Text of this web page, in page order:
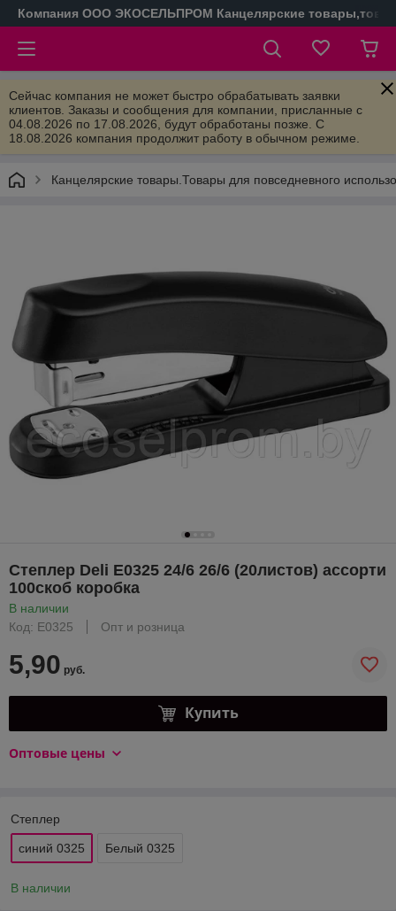
Компания ООО ЭКОСЕЛЬПРОМ Канцелярские
Сейчас компания не может быстро обрабатывать заявки
клиентов. Заказы и сообщения для компании, присланные с
04.08.2026 по 17.08.2026, будут обработаны позже. С
18.08.2026 компания продолжит работу в обычном режиме.
Канцелярские товары.Товары для повседневного
Степлер Deli E0325 24/6 26/6 (20листов) ассорти
100скоб коробка
В наличии
Код: E0325
Опт и розница
5,90 руб.
Купить
Оптовые цены
Степлер
синий 0325 Белый 0325
В наличии